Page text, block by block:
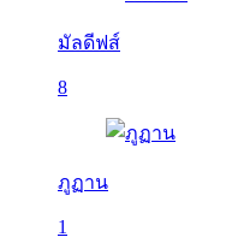
มัลดีฟส์
8
ภูฏาน
1